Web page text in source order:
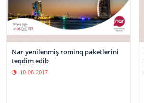
Nar yenilənmiş rominq paketlərini
təqdim edib
10-08-2017